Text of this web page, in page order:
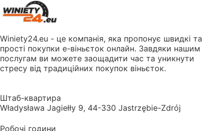
Winiety24.eu - це компанія, яка пропонує швидкі та
прості покупки е-віньєток онлайн. Завдяки нашим
послугам ви можете заощадити час та уникнути
стресу від традиційних покупок віньєток.
Штаб-квартира
Władysława Jagiełły 9, 44-330 Jastrzębie-Zdrój
Робочі години